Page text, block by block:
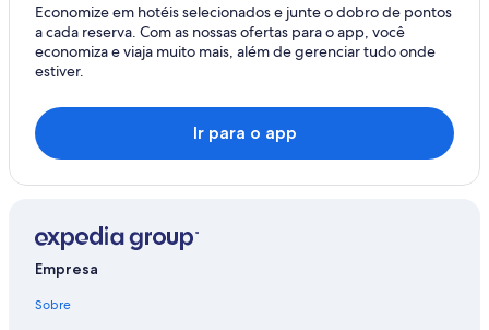
Economize em hotéis selecionados e junte o dobro de pontos
a cada reserva. Com as nossas ofertas para o app, você
economiza e viaja muito mais, além de gerenciar tudo onde
estiver.
Ir para o app
Empresa
Sobre